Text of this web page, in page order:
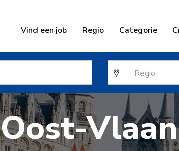
Vind een job Regio Categorie
Oost-